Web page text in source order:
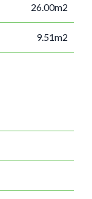
26.00m2
9.51m2